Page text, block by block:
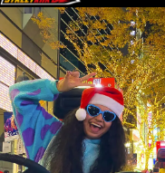
關於
交通方式
公司